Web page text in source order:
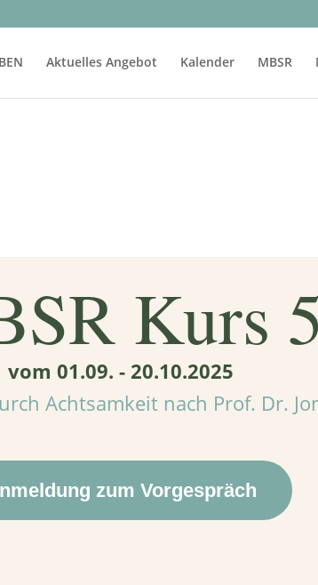
Aktuelles Angebot Kalender MBSR
Kurs 5
vom 01.09. - 20.10.2025
Achtsamkeit nach Prof. Dr.
zum Vorgespräch